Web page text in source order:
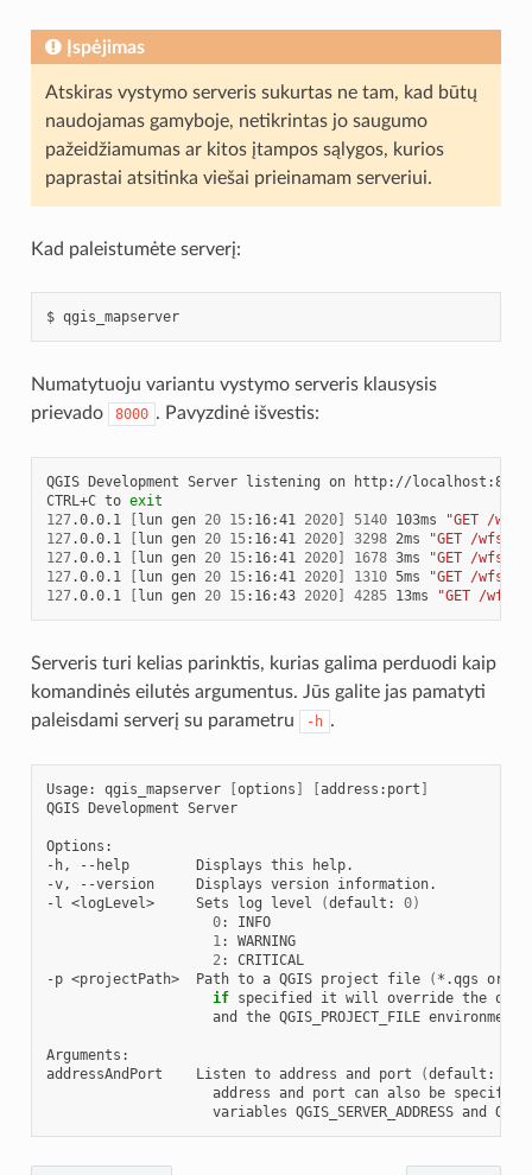
Įspėjimas
Atskiras vystymo serveris sukurtas ne tam, kad būtų
naudojamas gamyboje, netikrintas jo saugumo
pažeidžiamumas ar kitos įtampos sąlygos, kurios
paprastai atsitinka viešai prieinamam serveriui.
Kad paleistumėte serverį:
$ qgis_mapserver
Numatytuoju variantu vystymo serveris klausysis
prievado
8000 . Pavyzdinė išvestis:
QGIS Development Server listening on
http://localhost:8000
CTRL+C to exit
127.0.0.1 [lun gen 20 15:16:41 2020] 5140 103ms
"GET /
127.0.0.1 [lun gen 20 15:16:41 2020] 3298 2ms
"GET /wfs3/
127.0.0.1 [lun gen 20 15:16:41 2020] 1678 3ms
"GET /wfs3/
127.0.0.1 [lun gen 20 15:16:41 2020] 1310 5ms
"GET /
127.0.0.1 [lun gen 20 15:16:43 2020] 4285 13ms "GET /
Serveris turi kelias parinktis, kurias galima perduodi kaip
komandinės eilutės argumentus. Jūs galite jas pamatyti
paleisdami serverį su parametru
-h .
Usage: qgis_mapserver [options ] [address:port ]
QGIS Development Server
Options:
-h,
--help Displays this
help.
-v,
--version Displays version information.
-l <logLevel> Sets log level (default: 0)
0:
INFO
1:
WARNING
2:
CRITICAL
-p <projectPath> Path to a QGIS project file ( *.qgs or
if specified it will override the
and
the QGIS_PROJECT_FILE environment
Arguments:
addressAndPort
Listen to address and port (default:
address and port can also be specified
variables QGIS_SERVER_ADDRESS and